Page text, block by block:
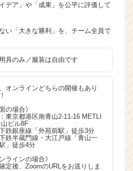
デア」や「成果」を公平に評価して
い「大きな勝利」を、チーム全員で
具のみ／服装は自由です
オンラインどちらの開催もあり
の場合》
東京都港区南青山2-11-16 METLI
ビル8F
鉄銀座線「外苑前駅」徒歩3分
鉄半蔵門線・大江戸線「青山一
」徒歩4分
ラインの場合》
定後、ZoomのURLをお送りしま